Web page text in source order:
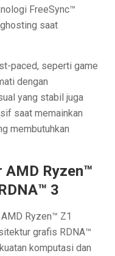
FreeSync™
saat
paced, seperti game
dengan
yang stabil juga
saat memainkan
membutuhkan
Ryzen™
3
Ryzen™ Z1
grafis RDNA™
komputasi dan